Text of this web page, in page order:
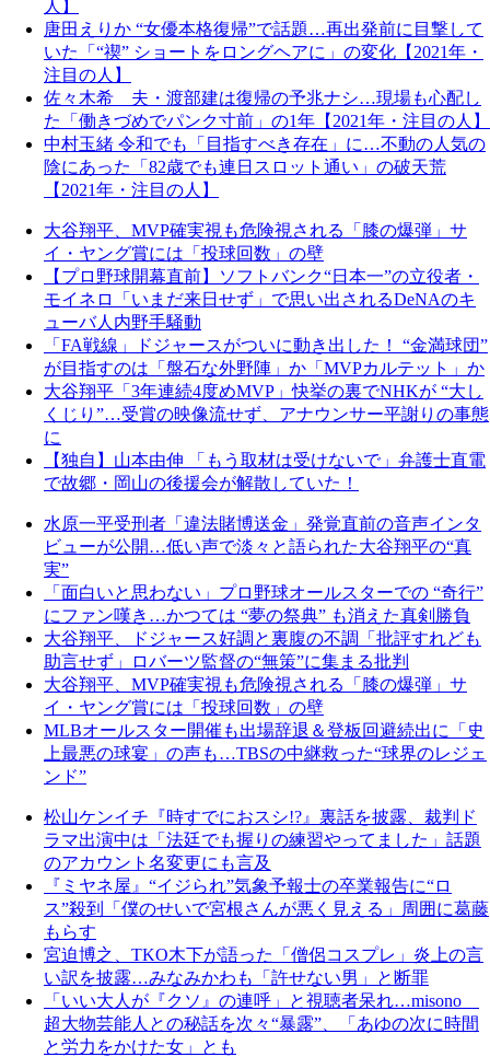
人】
唐田えりか “女優本格復帰”で話題…再出発前に目撃して
いた「“禊” ショートをロングヘアに」の変化【2021年・
注目の人】
佐々木希 夫・渡部建は復帰の予兆ナシ…現場も心配し
た「働きづめでパンク寸前」の1年【2021年・注目の人】
中村玉緒 令和でも「目指すべき存在」に…不動の人気の
陰にあった「82歳でも連日スロット通い」の破天荒
【2021年・注目の人】
大谷翔平、MVP確実視も危険視される「膝の爆弾」サ
イ・ヤング賞には「投球回数」の壁
【プロ野球開幕直前】ソフトバンク“日本一”の立役者・
モイネロ「いまだ来日せず」で思い出されるDeNAのキ
ューバ人内野手騒動
「FA戦線」ドジャースがついに動き出した！ “金満球団”
が目指すのは「盤石な外野陣」か「MVPカルテット」か
大谷翔平「3年連続4度めMVP」快挙の裏でNHKが “大し
くじり”…受賞の映像流せず、アナウンサー平謝りの事態
に
【独自】山本由伸 「もう取材は受けないで」弁護士直電
で故郷・岡山の後援会が解散していた！
水原一平受刑者「違法賭博送金」発覚直前の音声インタ
ビューが公開…低い声で淡々と語られた大谷翔平の“真
実”
「面白いと思わない」プロ野球オールスターでの “奇行”
にファン嘆き…かつては “夢の祭典” も消えた真剣勝負
大谷翔平、ドジャース好調と裏腹の不調「批評すれども
助言せず」ロバーツ監督の“無策”に集まる批判
大谷翔平、MVP確実視も危険視される「膝の爆弾」サ
イ・ヤング賞には「投球回数」の壁
MLBオールスター開催も出場辞退＆登板回避続出に「史
上最悪の球宴」の声も…TBSの中継救った“球界のレジェ
ンド”
松山ケンイチ『時すでにおスシ!?』裏話を披露、裁判ド
ラマ出演中は「法廷でも握りの練習やってました」話題
のアカウント名変更にも言及
『ミヤネ屋』“イジられ”気象予報士の卒業報告に“ロ
ス”殺到「僕のせいで宮根さんが悪く見える」周囲に葛藤
もらす
宮迫博之、TKO木下が語った「僧侶コスプレ」炎上の言
い訳を披露…みなみかわも「許せない男」と断罪
「いい大人が『クソ』の連呼」と視聴者呆れ…misono
超大物芸能人との秘話を次々“暴露”、「あゆの次に時間
と労力をかけた女」とも